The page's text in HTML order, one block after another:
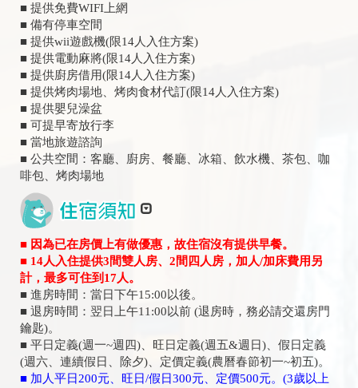
■ 提供免費WIFI上網
■ 備有停車空間
■ 提供wii遊戲機(限14人入住方案)
■ 提供電動麻將(限14人入住方案)
■ 提供廚房借用(限14人入住方案)
■ 提供烤肉場地、烤肉食材代訂(限14人入住方案)
■ 提供嬰兒澡盆
■ 可提早寄放行李
■ 當地旅遊諮詢
■ 公共空間：客廳、廚房、餐廳、冰箱、飲水機、茶包、咖
啡包、烤肉場地
■ 因為已在房價上有做優惠，故住宿沒有提供早餐。
​■ 14人入住提供3間雙人房、2間四人房，加人/加床費用另
計，最多可住到17人。
■ 進房時間：當日下午15:00以後。
■ 退房時間：翌日上午11:00以前 (退房時，務必請交還房門
鑰匙)。
■ 平日定義(週一~週四)、旺日定義(週五&週日)、假日定義
(週六、連續假日、除夕)、定價定義(農曆春節初一~初五)。
■ 加人平日200元、旺日/假日300元、定價500元。(3歲以上